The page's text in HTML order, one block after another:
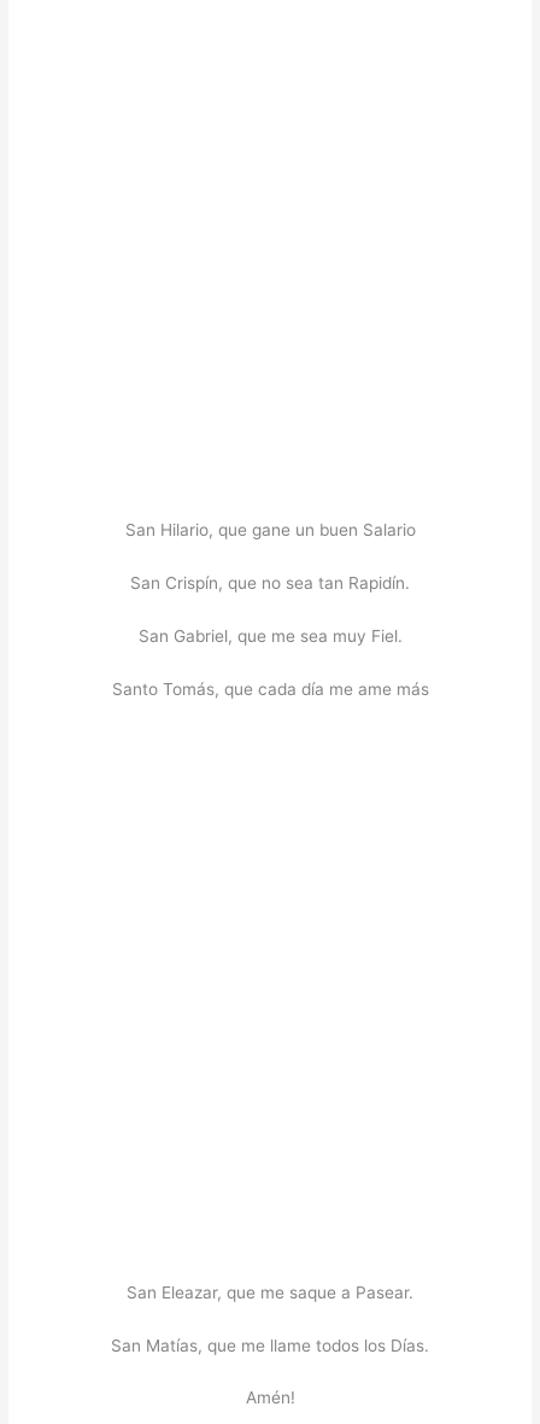
San Hilario, que gane un buen Salario
San Crispín, que no sea tan Rapidín.
San Gabriel, que me sea muy Fiel.
Santo Tomás, que cada día me ame más
San Eleazar, que me saque a Pasear.
San Matías, que me llame todos los Días.
Amén!